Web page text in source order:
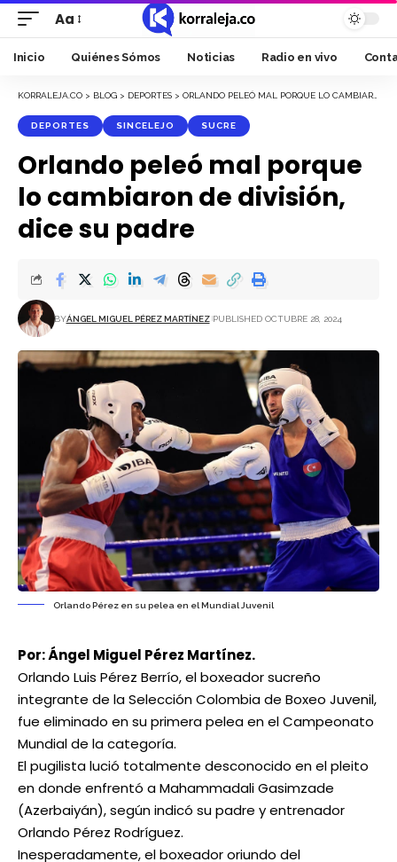
Font
Resizer
Aa
Inicio Quiénes Sómos Noticias Radio en vivo
KORRALEJA.CO > BLOG > DEPORTES > ORLANDO PELEÓ MAL PORQUE LO CAMBIARON DE DIVISIÓN, DICE SU PADRE
DEPORTES SINCELEJO SUCRE
Orlando peleó mal porque
lo cambiaron de división,
dice su padre
BYÁNGEL MIGUEL PÉREZ MARTÍNEZ PUBLISHED OCTUBRE 28, 2024
Orlando Pérez en su pelea en el Mundial Juvenil
Por: Ángel Miguel Pérez Martínez.
Orlando Luis Pérez Berrío, el boxeador sucreño
integrante de la Selección Colombia de Boxeo Juvenil,
fue eliminado en su primera pelea en el Campeonato
Mundial de la categoría.
El pugilista lució totalmente desconocido en el pleito
en donde enfrentó a Mahammadali Gasimzade
(Azerbaiyán), según indicó su padre y entrenador
Orlando Pérez Rodríguez.
Inesperadamente, el boxeador oriundo del